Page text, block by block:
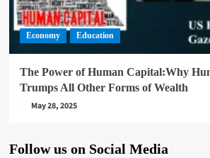
Economy Education
The Power of Human Capital:Why
Trumps All Other Forms of Wealth
May 28, 2025
Follow us on Social Media